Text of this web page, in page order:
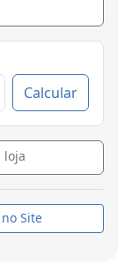
Calcular
loja
Site